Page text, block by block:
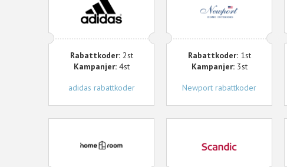
Rabattkoder:2st
Kampanjer:4st
adidas rabattkoder
Rabattkoder:1st
Kampanjer:3st
Newport rabattkoder